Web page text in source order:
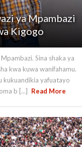
ya Mpambazi
Kigogo
Sina shaka ya
kwa kuwa wanifahamu.
kukuandikia yafuatayo
b [...]
Read More